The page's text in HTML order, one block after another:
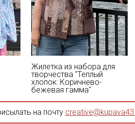
Жилетка из набора для
творчества "Теплый
хлопок: Коричнево-
бежевая гамма"
на почту